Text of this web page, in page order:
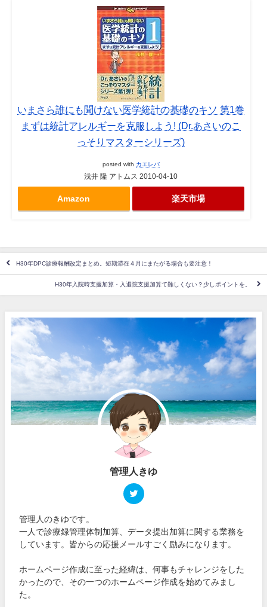
いまさら誰にも聞けない医学統計の基礎のキソ 第1巻
まずは統計アレルギーを克服しよう! (Dr.あさいのこ
っそりマスターシリーズ)
posted with カエレバ
浅井 隆 アトムス 2010-04-10
Amazon 楽天市場
H30年DPC診療報酬改定まとめ。短期滞在４月にまたがる場合も要注意！
H30年入院時支援加算・入退院支援加算て難しくない？少しポイントを。
管理人きゆ
管理人のきゆです。
一人で診療録管理体制加算、データ提出加算に関する業務を
しています。皆からの応援メールすごく励みになります。
ホームページ作成に至った経緯は、何事もチャレンジをした
かったので、その一つのホームページ作成を始めてみまし
た。